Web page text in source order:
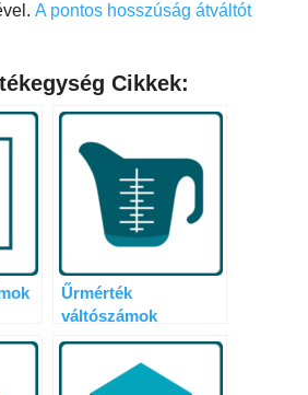
A pontos hosszúság átváltót
Cikkek:
Űrmérték
váltószámok